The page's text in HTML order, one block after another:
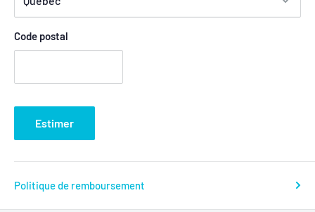
Code postal
Estimer
Politique de remboursement